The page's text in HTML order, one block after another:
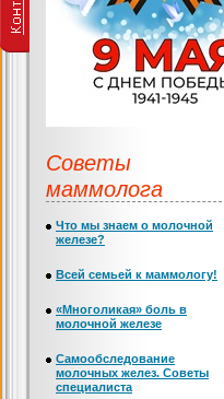
Советы
маммолога
Что мы знаем о молочной
железе?
Всей семьей к маммологу!
«Многоликая» боль в
молочной железе
Самообследование
молочных желез. Советы
специалиста